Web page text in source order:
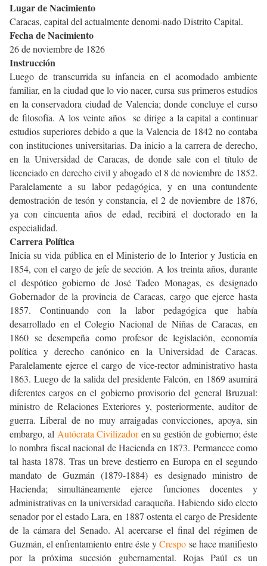
Lugar de Nacimiento
Caracas, capital del actualmente denomi-nado Distrito Capital.
Fecha de Nacimiento
26 de noviembre de 1826
Instrucción
Luego de transcurrida su infancia en el acomodado ambiente
familiar, en la ciudad que lo vio nacer, cursa sus primeros estudios
en la conservadora ciudad de Valencia; donde concluye el curso
de filosofía. A los veinte años se dirige a la capital a continuar
estudios superiores debido a que la Valencia de 1842 no contaba
con instituciones universitarias. Da inicio a la carrera de derecho,
en la Universidad de Caracas, de donde sale con el título de
licenciado en derecho civil y abogado el 8 de noviembre de 1852.
Paralelamente a su labor pedagógica, y en una contundente
demostración de tesón y constancia, el 2 de noviembre de 1876,
ya con cincuenta años de edad, recibirá el doctorado en la
especialidad.
Carrera Política
Inicia su vida pública en el Ministerio de lo Interior y Justicia en
1854, con el cargo de jefe de sección. A los treinta años, durante
el despótico gobierno de José Tadeo Monagas, es designado
Gobernador de la provincia de Caracas, cargo que ejerce hasta
1857. Continuando con la labor pedagógica que había
desarrollado en el Colegio Nacional de Niñas de Caracas, en
1860 se desempeña como profesor de legislación, economía
política y derecho canónico en la Universidad de Caracas.
Paralelamente ejerce el cargo de vice-rector administrativo hasta
1863. Luego de la salida del presidente Falcón, en 1869 asumirá
diferentes cargos en el gobierno provisorio del general Bruzual:
ministro de Relaciones Exteriores y, posteriormente, auditor de
guerra. Liberal de no muy arraigadas convicciones, apoya, sin
embargo, al Autócrata Civilizadoren su gestión de gobierno; éste
lo nombra fiscal nacional de Hacienda en 1873. Permanece como
tal hasta 1878. Tras un breve destierro en Europa en el segundo
mandato de Guzmán (1879-1884) es designado ministro de
Hacienda; simultáneamente ejerce funciones docentes y
administrativas en la universidad caraqueña. Habiendo sido electo
senador por el estado Lara, en 1887 ostenta el cargo de Presidente
de la cámara del Senado. Al acercarse el final del régimen de
Guzmán, el enfrentamiento entre éste yCrespo se hace manifiesto
por la próxima sucesión gubernamental. Rojas Paúl es un